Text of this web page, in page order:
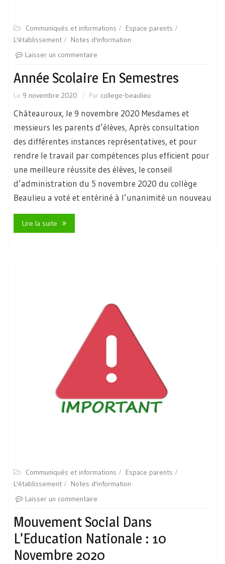
Communiqués et informations
Espace parents
L'établissement
Notes d'information
Laisser un commentaire
Année Scolaire En Semestres
Le 9 novembre 2020 Par college-beaulieu
Châteauroux, le 9 novembre 2020 Mesdames et
messieurs les parents d’élèves, Après consultation
des différentes instances représentatives, et pour
rendre le travail par compétences plus efficient pour
une meilleure réussite des élèves, le conseil
d’administration du 5 novembre 2020 du collège
Beaulieu a voté et entériné à l’unanimité un nouveau
Lire la suite
Communiqués et informations
Espace parents
L'établissement
Notes d'information
Laisser un commentaire
Mouvement Social Dans
L’Education Nationale : 10
Novembre 2020